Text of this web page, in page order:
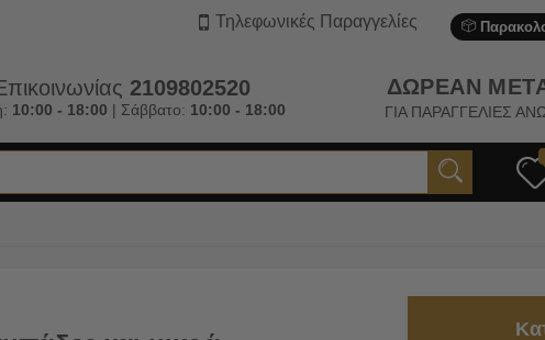
Τηλεφωνικές Παραγγελίες
2109802520
10:00 - 18:00 | Σάββατο: 10:00 - 18:00
ΔΩΡΕΑΝ
ΓΙΑ ΠΑΡΑΓΓΕΛΙΕΣ